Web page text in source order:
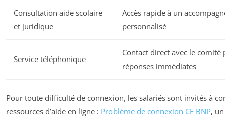
Consultation aide scolaire
et juridique
Accès rapide à un
personnalisé
Service téléphonique
Contact direct avec le comité
réponses immédiates
Pour toute difficulté de connexion, les salariés sont invités à
ressources d’aide en ligne : Problème de connexion CE BNP,